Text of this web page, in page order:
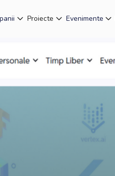
Proiecte Evenimente